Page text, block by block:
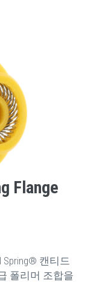
Flange
캔티드
폴리머 조합을